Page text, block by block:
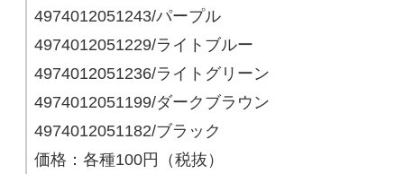
4974012051243/パープル
4974012051229/ライトブルー
4974012051236/ライトグリーン
4974012051199/ダークブラウン
4974012051182/ブラック
価格：各種100円（税抜）